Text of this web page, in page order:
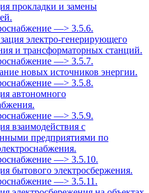
прокладки и замены
—> 3.5.6.
электро-генерирующего
и трансформаторных станций.
—> 3.5.7.
новых источников энергии.
—> 3.5.8.
автономного
—> 3.5.9.
взаимодействия с
предприятиями по
—> 3.5.10.
бытового электросбержения.
—> 3.5.11.